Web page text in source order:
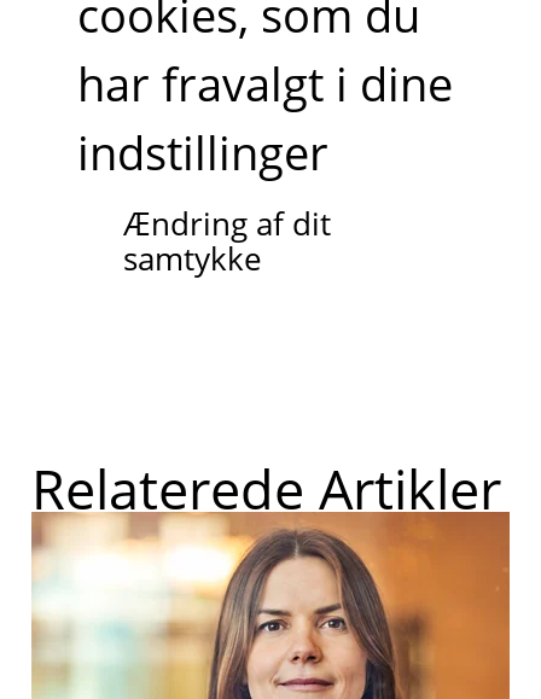
cookies, som du
har fravalgt i dine
indstillinger
Ændring af dit
samtykke
Relaterede Artikler